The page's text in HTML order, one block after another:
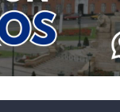
Y EXHORTA
RECIBO Y